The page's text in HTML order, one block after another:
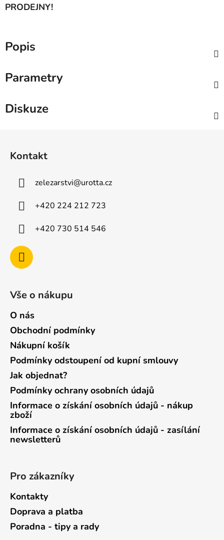
PRODEJNY!
Popis
Parametry
Diskuze
Kontakt
zelezarstvi@urotta.cz
+420 224 212 723
+420 730 514 546
Vše o nákupu
O nás
Obchodní podmínky
Nákupní košík
Podmínky odstoupení od kupní smlouvy
Jak objednat?
Podmínky ochrany osobních údajů
Informace o získání osobních údajů - nákup
zboží
Informace o získání osobních údajů - zasílání
newsletterů
Pro zákazníky
Kontakty
Doprava a platba
Poradna - tipy a rady